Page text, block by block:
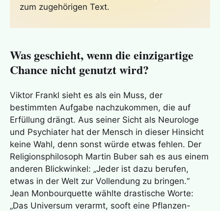
zum zugehörigen Text.
Was geschieht, wenn die einzigartige
Chance nicht genutzt wird?
Viktor Frankl sieht es als ein Muss, der
bestimmten Aufgabe nachzukommen, die auf
Erfüllung drängt. Aus seiner Sicht als Neurologe
und Psychiater hat der Mensch in dieser Hinsicht
keine Wahl, denn sonst würde etwas fehlen. Der
Religionsphilosoph Martin Buber sah es aus einem
anderen Blickwinkel: „Jeder ist dazu berufen,
etwas in der Welt zur Vollendung zu bringen.“
Jean Monbourquette wählte drastische Worte:
„Das Universum verarmt, sooft eine Pflanzen-